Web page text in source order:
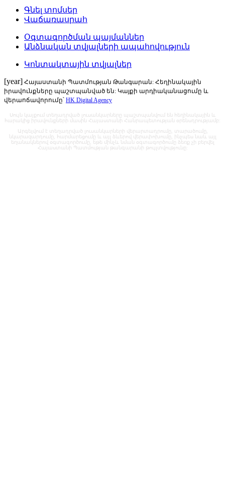
Գնել տոմսեր
Վաճառասրահ
Օգտագործման պայմաններ
Անձնական տվյալների ապահովություն
Կոնտակտային տվյալներ
[year] Հայաստանի Պատմության Թանգարան: Հեղինակային
իրավունքները պաշտպանված են: Կայքի արդիականացումը և
վերաոճավորումը՝ HK Digital Agency
Սույն կայքում տեղադրված լուսանկարները պաշտպանվում են հեղինակային և
հարակից իրավունքների մասին Հայաստանի Հանրապետության օրենսդրությամբ:
Արգելվում է տեղադրված լուսանկարների վերարտադրումը, տարածումը,
նկարազարդումը, հարմարեցումը և այլ ձևերով վերափոխումը, ինչպես նաև այլ
եղանակներով օգտագործումը, եթե մինչև նման օգտագործումը ձեռք չի բերվել
Հայաստանի Պատմության թանգարանի թույլտվությունը: